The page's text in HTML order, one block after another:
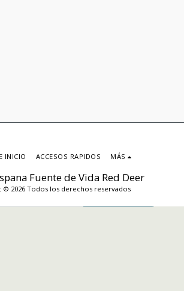
Fuente de Vida Red Deer
© 2026 Todos los derechos reservados
INICIO ACCESOS RAPIDOS MÁS